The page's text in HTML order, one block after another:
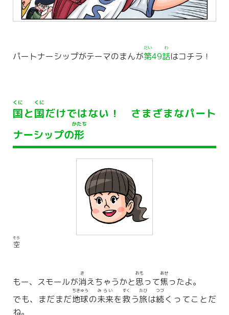
パートナーシップがテーマのまんが第
だい
49話
わ
はコチラ！
国
くに
と国
くに
だけではない！ さまざまなパート
ナーシップの形
かたち
空
そら
もー、スモールが消
き
えちゃうかと思
おも
って焦
あせ
ったよ。
でも、まだまだ地球
ちきゅう
の未来
みらい
を救
すく
う旅
たび
は続
つづ
くってことだ
ね。